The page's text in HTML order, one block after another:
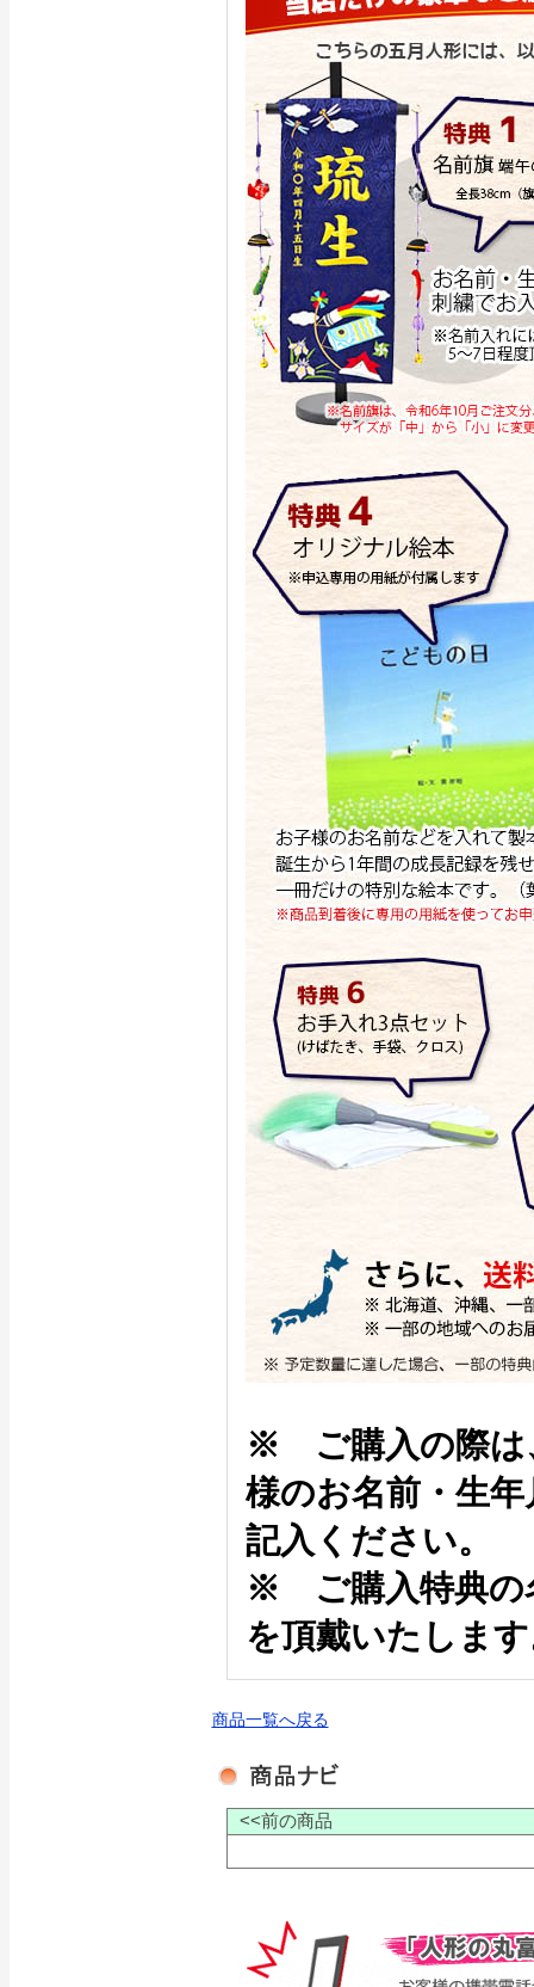
※ ご購入の際は
様のお名前・生
記入ください。
※ ご購入特典の
を頂戴いたしま
商品一覧へ戻る
<<前の商品